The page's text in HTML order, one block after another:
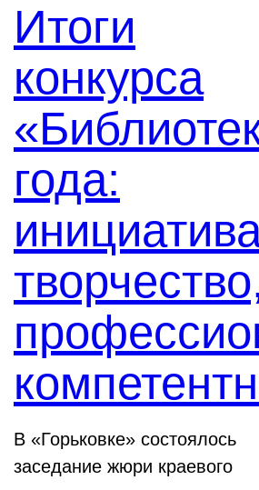
Итоги
конкурса
года:
В «Горьковке» состоялось
заседание жюри краевого